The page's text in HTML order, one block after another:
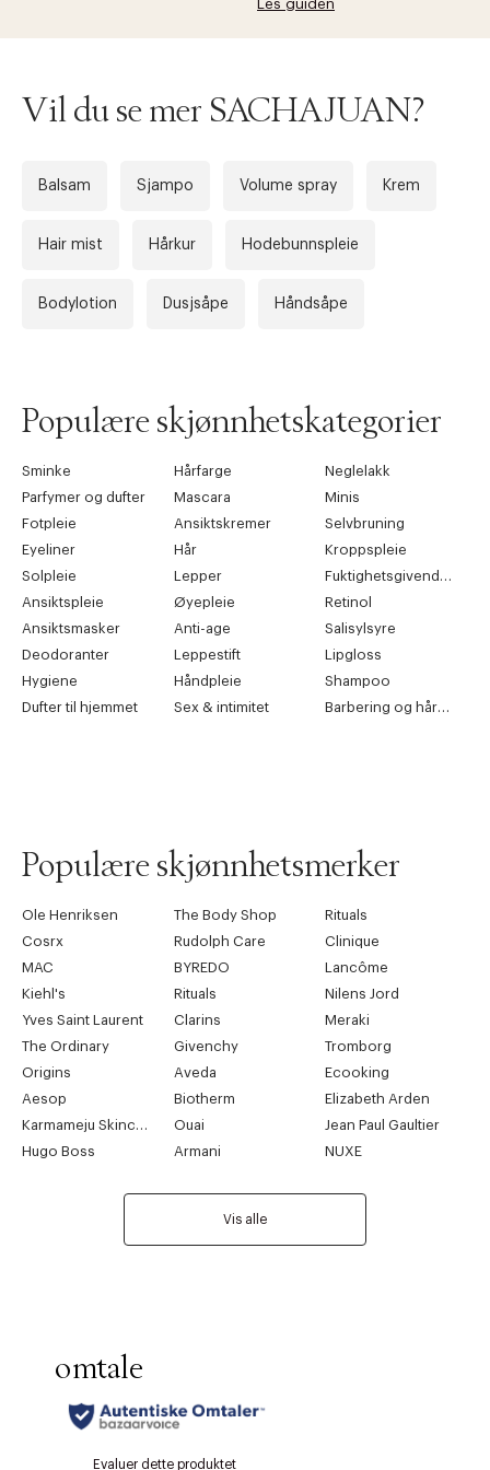
Les guiden
Vil du se mer SACHAJUAN?
Balsam Sjampo Volume spray Krem
Hair mist Hårkur Hodebunnspleie
Bodylotion Dusjsåpe Håndsåpe
Populære skjønnhetskategorier
Sminke Hårfarge
Neglelakk
Parfymer og dufter
Mascara
Minis
Fotpleie
Ansiktskremer
Selvbruning
Eyeliner
Hår
Kroppspleie
Solpleie
Lepper
Ansiktspleie
Øyepleie
Retinol
Ansiktsmasker
Anti-age
Salisylsyre
Deodoranter
Leppestift
Lipgloss
Hygiene
Håndpleie
Shampoo
Dufter til hjemmet
Sex & intimitet
Populære skjønnhetsmerker
Ole Henriksen The Body Shop
Rituals
Cosrx
Rudolph Care
Clinique
MAC
BYREDO
Lancôme
Kiehl's
Rituals
Nilens Jord
Yves Saint Laurent
Clarins
Meraki
The Ordinary
Givenchy
Tromborg
Origins
Aveda
Ecooking
Aesop
Biotherm
Elizabeth Arden
Ouai
Jean Paul Gaultier
Hugo Boss
Armani NUXE
Vis alle